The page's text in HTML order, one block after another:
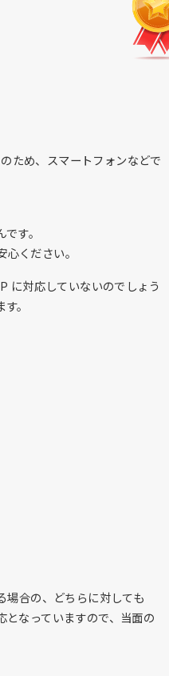
ため、スマートフォンなどで
す。
ください。
対応していないのでしょう
。
場合の、どちらに対しても
なっていますので、当面の